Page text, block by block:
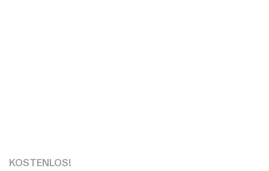
KOSTENLOS!